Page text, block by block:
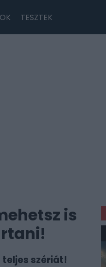
TESZTEK
is
teljes szériát!